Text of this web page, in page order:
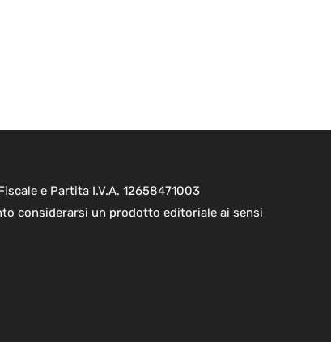
e Partita I.V.A. 12658471003
considerarsi un prodotto editoriale ai sensi